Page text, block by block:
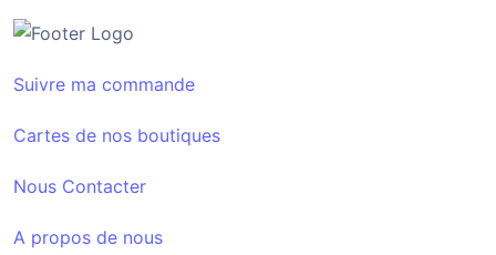
Suivre ma commande
Cartes de nos boutiques
Nous Contacter
A propos de nous